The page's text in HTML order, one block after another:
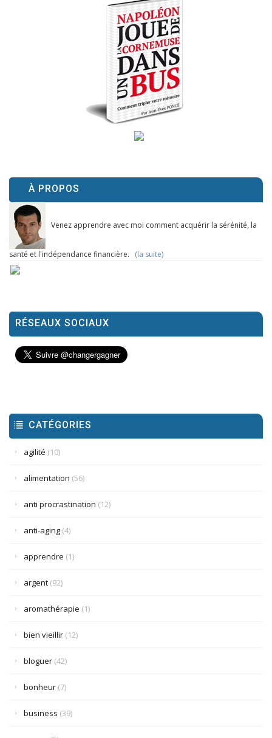
À PROPOS
Venez apprendre avec moi comment acquérir la sérénité, la
santé et l'indépendance financière. (la suite)
RÉSEAUX SOCIAUX
CATÉGORIES
agilité (10)
alimentation (56)
anti procrastination (12)
anti-aging (4)
apprendre (1)
argent (92)
aromathérapie (1)
bien vieillir (12)
bloguer (42)
bonheur (7)
business (39)